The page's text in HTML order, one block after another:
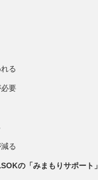
る
要
る
の「みまもりサポート